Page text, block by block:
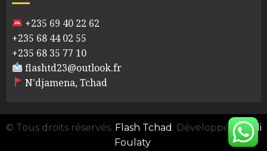
+235 69 40 22 62
+235 68 44 02 55
+235 68 35 77 10
flashtd23@outlook.fr
N'djamena, Tchad
© Tous droits réservés. Flash Tchad . Développé parAli
Foulaty